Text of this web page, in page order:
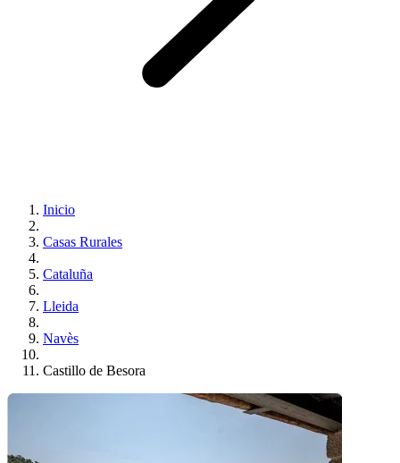
Inicio
Casas Rurales
Cataluña
Lleida
Navès
Castillo de Besora